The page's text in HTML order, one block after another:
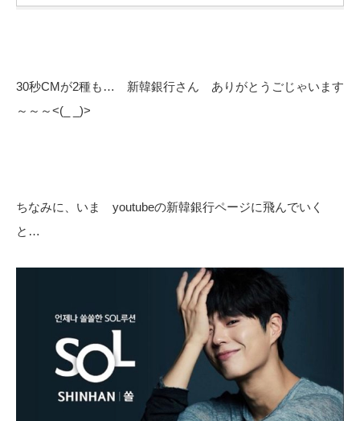
30秒CMが2種も… 新韓銀行さん ありがとうごじゃいます
～～～<(_ _)>
ちなみに、いま youtubeの新韓銀行ページに飛んでいく
と…